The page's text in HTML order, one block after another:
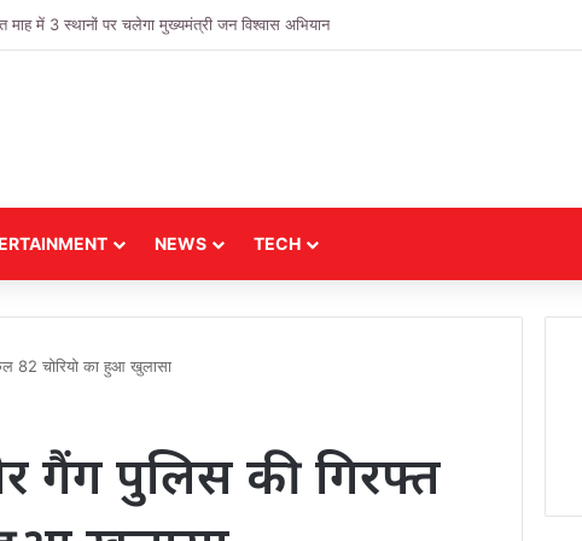
में 3 स्थानों पर चलेगा मुख्यमंत्री जन विश्वास अभियान
NEWS TECH
82 चोरियो का हुआ खुलासा
गैंग पुलिस की गिरफ्त